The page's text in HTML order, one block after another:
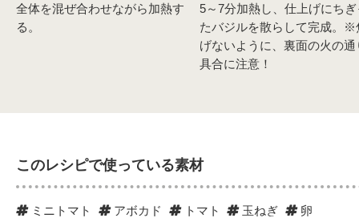
全体を混ぜ合わせながら加熱す
る。
5～7分加熱し、仕上げにちぎ
たバジルを散らして完成。※
げないように、裏面の火の通
具合に注意！
このレシピで使っている素材
ミニトマト アボカド トマト 玉ねぎ 卵